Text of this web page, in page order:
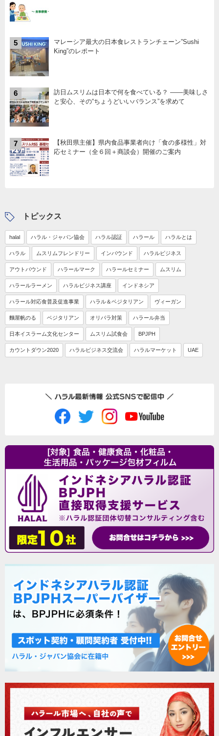
5
マレーシア最大の日本食レストランチェーン”Sushi
King”のレポート
6
訪日ムスリムは日本で何を食べている？ ――美味しさ
と安心、その“ちょうどいいバランス”を求めて
7
【秋田県主催】県内食品事業者向け「食の多様性」対
応セミナー（全６回＋商談会）開催のご案内
トピックス
halal ハラル・ジャパン協会 ハラル認証 ハラール ハラルとは
ハラル ムスリムフレンドリー インバウンド ハラルビジネス
アウトバウンド ハラールマーク ハラールセミナー ムスリム
ハラールラーメン ハラルビジネス講座 インドネシア
ハラール対応食普及促進事業 ハラル＆ベジタリアン ヴィーガン
麵屋帆のる ベジタリアン オリパラ対策 ハラール弁当
日本イスラーム文化センター ムスリム試食会 BPJPH
カウントダウン2020 ハラルビジネス交流会 ハラルマーケット UAE